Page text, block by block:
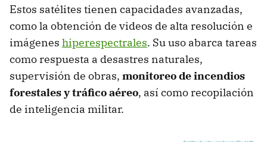
Estos satélites tienen capacidades avanzadas,
como la obtención de videos de alta resolución e
imágenes hiperespectrales. Su uso abarca tareas
como respuesta a desastres naturales,
supervisión de obras, monitoreo de incendios
forestales y tráfico aéreo, así como recopilación
de inteligencia militar.